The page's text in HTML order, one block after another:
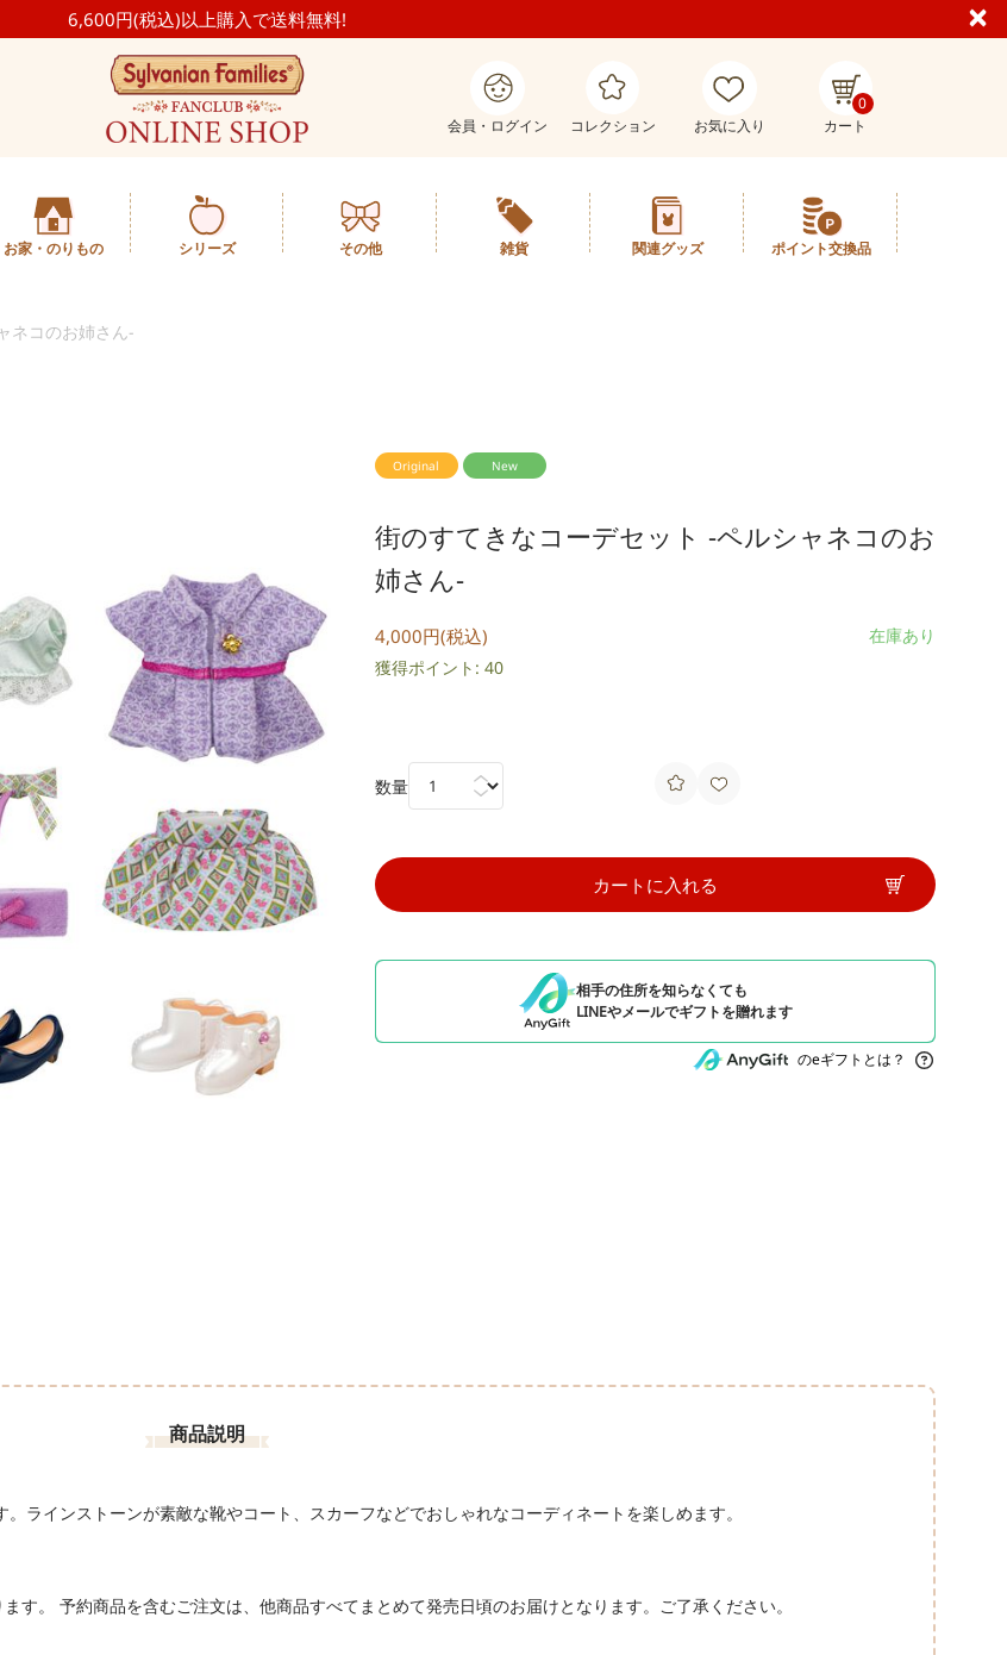
6,600円(税込)以上購入で送料無料!
会員・ログイン コレクション お気に入り
0
カート
お家・のりもの シリーズ その他 雑貨 関連グッズ ポイント交換品
ネコのお姉さん-
Original New
街のすてきなコーデセット -ペルシャネコのお
姉さん-
4,000円(税込)
獲得ポイント: 40
在庫あり
数量
カートに入れる
相手の住所を知らなくても
LINEやメールでギフトを贈れます
のeギフトとは？
商品説明
ラインストーンが素敵な靴やコート、スカーフなどでおしゃれなコーディネートを楽しめます。
す。 予約商品を含むご注文は、他商品すべてまとめて発売日頃のお届けとなります。ご了承ください。